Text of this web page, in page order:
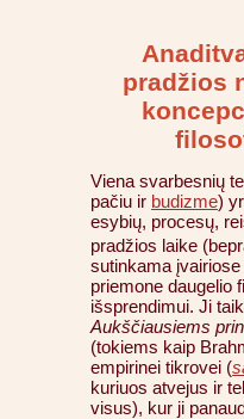
pradžios
Viena svarbesnių
pačiu ir budizme)
esybių, procesų,
pradžios laike
sutinkama
priemone daugelio
išsprendimui. Ji
Aukščiausiems
(tokiems kaip
empirinei tikrovei (
kuriuos atvejus ir
visus), kur ji